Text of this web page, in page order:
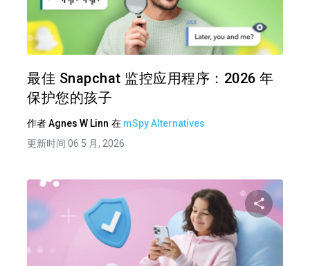
最佳 Snapchat 监控应用程序：2026 年
保护您的孩子
作者Agnes W Linn 在 mSpy Alternatives
更新时间 06 5 月, 2026
分